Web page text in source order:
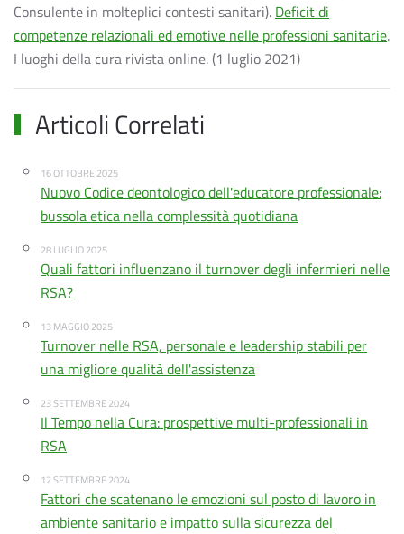
Consulente in molteplici contesti sanitari). Deficit di
competenze relazionali ed emotive nelle professioni sanitarie.
I luoghi della cura rivista online. (1 luglio 2021)
Articoli Correlati
16 OTTOBRE 2025
Nuovo Codice deontologico dell'educatore professionale:
bussola etica nella complessità quotidiana
28 LUGLIO 2025
Quali fattori influenzano il turnover degli infermieri nelle
RSA?
13 MAGGIO 2025
Turnover nelle RSA, personale e leadership stabili per
una migliore qualità dell'assistenza
23 SETTEMBRE 2024
Il Tempo nella Cura: prospettive multi-professionali in
RSA
12 SETTEMBRE 2024
Fattori che scatenano le emozioni sul posto di lavoro in
ambiente sanitario e impatto sulla sicurezza del